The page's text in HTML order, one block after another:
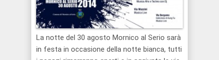
La notte del 30 agosto Mornico al Serio sarà
in festa in occasione della notte bianca, tutti